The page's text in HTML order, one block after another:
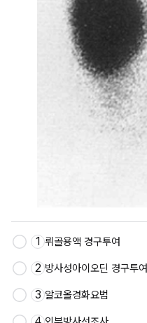
1 뤼골용액 경구투여
2 방사성아이오딘 경구투여
3 알코올경화요법